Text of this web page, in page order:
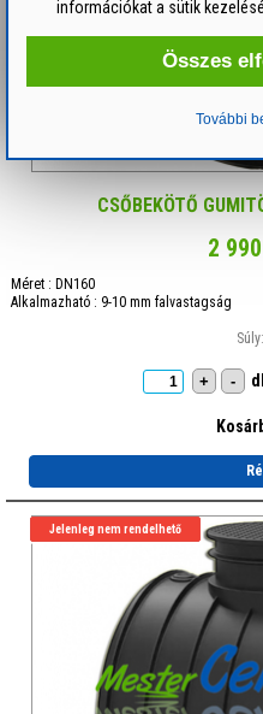
információkat a sütik
Összes
További
CSŐBEKÖTŐ
2
Méret : DN160
Alkalmazható : 9-10 mm falvastagság
+ -
Jelenleg nem rendelhető